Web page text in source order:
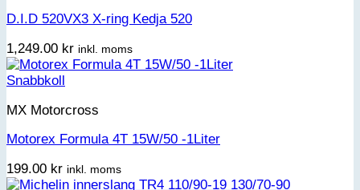
D.I.D 520VX3 X-ring Kedja 520
1,249.00 kr inkl. moms
Snabbkoll
MX Motorcross
Motorex Formula 4T 15W/50 -1Liter
199.00 kr inkl. moms